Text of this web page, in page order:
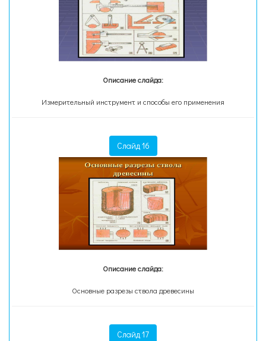
Описание слайда:
Измерительный инструмент и способы его применения
Слайд 16
Описание слайда:
Основные разрезы ствола древесины
Слайд 17